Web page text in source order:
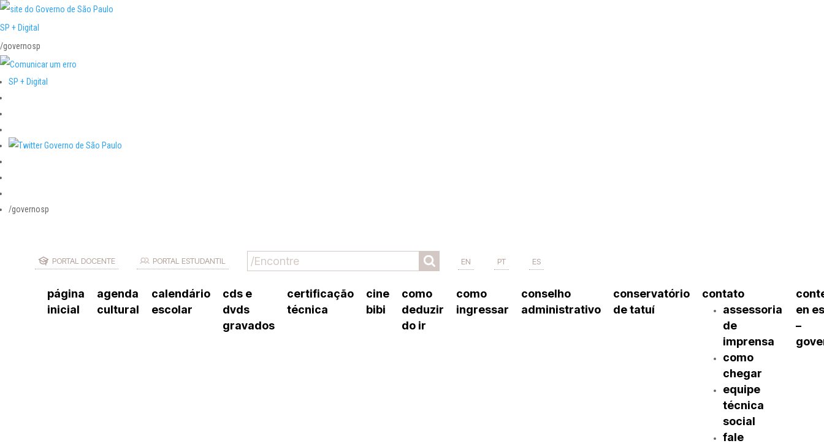
SP + Digital
/governosp
SP + Digital
/governosp
PORTAL DOCENTE PORTAL ESTUDANTIL EN PT ES
página
inicial
agenda
cultural
calendário
escolar
cds e
dvds
gravados
certificação
técnica
cine
bibi
como
deduzir
do ir
como
ingressar
conselho
administrativo
conservatório
de tatuí
contato
assessoria
de
imprensa
como
chegar
equipe
técnica
social
fale
en
–